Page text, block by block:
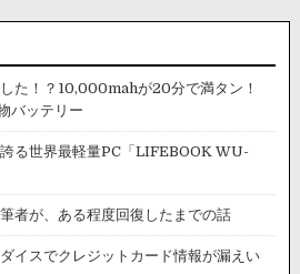
した！？10,000mahが20分で満タン！
バッテリー
誇る世界最軽量PC「LIFEBOOK WU-
者が、ある程度回復したまでの話
イスでクレジットカード情報が漏えい